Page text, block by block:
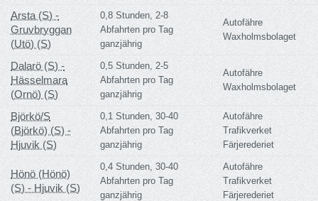
Arsta (S) -
Gruvbryggan
(Utö) (S)
0,8 Stunden, 2-8
Abfahrten pro Tag
ganzjährig
Autofähre
Waxholmsbolaget
Dalarö (S) -
Hässelmara
(Ornö) (S)
0,5 Stunden, 2-5
Abfahrten pro Tag
ganzjährig
Autofähre
Waxholmsbolaget
Björkö/S
(Björkö) (S) -
Hjuvik (S)
0,1 Stunden, 30-40
Abfahrten pro Tag
ganzjährig
Autofähre
Trafikverket
Färjerederiet
Hönö (Hönö)
(S) - Hjuvik (S)
0,4 Stunden, 30-40
Abfahrten pro Tag
ganzjährig
Autofähre
Trafikverket
Färjerederiet